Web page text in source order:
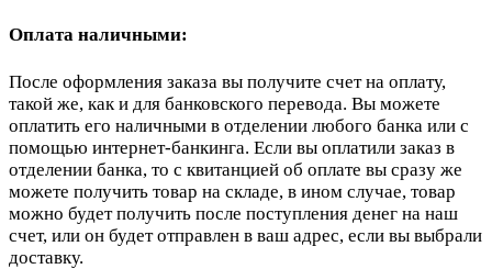
Оплата наличными:
После оформления заказа вы получите счет на оплату,
такой же, как и для банковского перевода. Вы можете
оплатить его наличными в отделении любого банка или с
помощью интернет-банкинга. Если вы оплатили заказ в
отделении банка, то с квитанцией об оплате вы сразу же
можете получить товар на складе, в ином случае, товар
можно будет получить после поступления денег на наш
счет, или он будет отправлен в ваш адрес, если вы выбрали
доставку.